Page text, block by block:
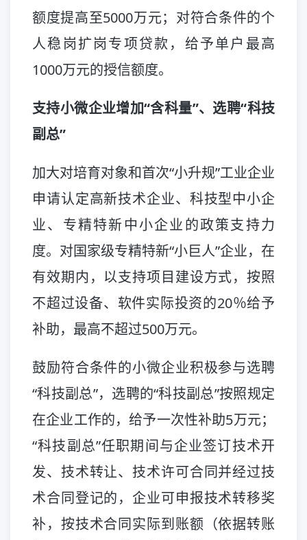
额度提高至5000万元；对符合条件的个
人稳岗扩岗专项贷款，给予单户最高
1000万元的授信额度。
支持小微企业增加“含科量”、选聘“科技
副总”
加大对培育对象和首次“小升规”工业企业
申请认定高新技术企业、科技型中小企
业、专精特新中小企业的政策支持力
度。对国家级专精特新“小巨人”企业，在
有效期内，以支持项目建设方式，按照
不超过设备、软件实际投资的20％给予
补助，最高不超过500万元。
鼓励符合条件的小微企业积极参与选聘
“科技副总”，选聘的“科技副总”按照规定
在企业工作的，给予一次性补助5万元；
“科技副总”任职期间与企业签订技术开
发、技术转让、技术许可合同并经过技
术合同登记的，企业可申报技术转移奖
补，按技术合同实际到账额（依据转账